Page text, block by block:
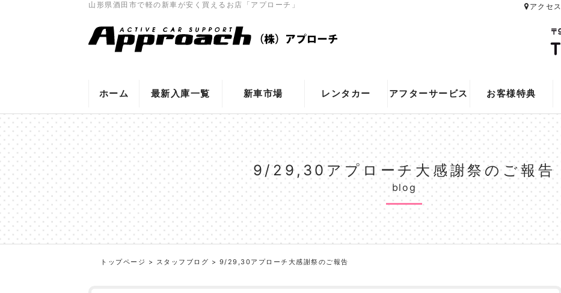
山形県酒田市で軽の新車が安く買えるお店「アプローチ」 アクセス
ホーム 最新入庫一覧 新車市場 レンタカー アフターサービス お客様特典
9/29,30アプローチ大感謝祭のご報告
blog
トップページ > スタッフブログ > 9/29,30アプローチ大感謝祭のご報告